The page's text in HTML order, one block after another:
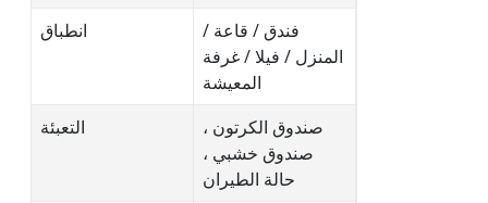
انطباق
فندق / قاعة /
المنزل / فيلا / غرفة
المعيشة
التعبئة
صندوق الكرتون ،
صندوق خشبي ،
حالة الطيران